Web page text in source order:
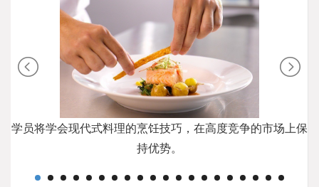
学员将学会现代式料理的烹饪技巧，在高度竞争的市场上保
持优势。